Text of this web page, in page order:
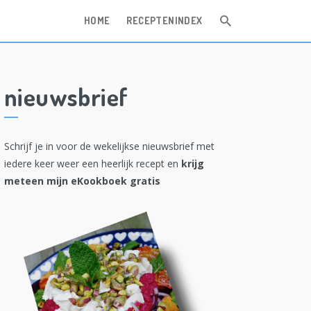
HOME RECEPTENINDEX
nieuwsbrief
Schrijf je in voor de wekelijkse nieuwsbrief met
iedere keer weer een heerlijk recept en krijg
meteen mijn eKookboek gratis